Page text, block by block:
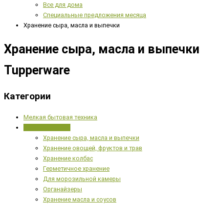
Все для дома
Специальные предложения месяца
Хранение сыра, масла и выпечки
Хранение сыра, масла и выпечки
Tupperware
Категории
Мелкая бытовая техника
Хранение сыра, масла и выпечки
Хранение овощей, фруктов и трав
Хранение колбас
Герметичное хранение
Для морозильной камеры
Органайзеры
Хранение масла и соусов